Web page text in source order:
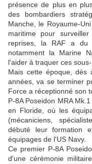
présence de plus en
des bombardiers
Manche, le Royaume-
maritime pour
reprises, la RAF a du
notamment la Marine
l'aider à traquer ces sous-
Mais cette époque, dès
années, va se terminer
Force a réceptionné son
P-8A Poseidon MRA
en Floride, où les
(mécaniciens,
débuté leur formation
équipages de l'US Navy.
Ce premier P-8A
d'une cérémonie